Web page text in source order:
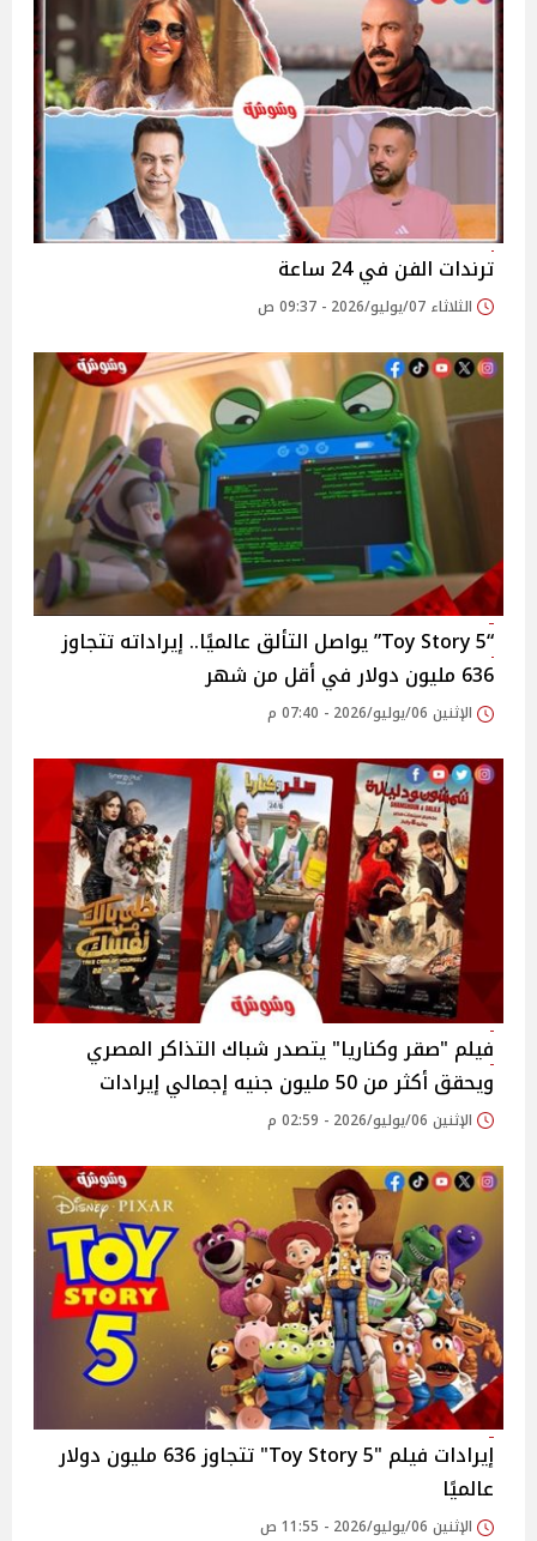
ترندات الفن في 24 ساعة
الثلاثاء 07/يوليو/2026 - 09:37 ص
“Toy Story 5” يواصل التألق عالميًا.. إيراداته تتجاوز
636 مليون دولار في أقل من شهر
الإثنين 06/يوليو/2026 - 07:40 م
فيلم "صقر وكناريا" يتصدر شباك التذاكر المصري
ويحقق أكثر من 50 مليون جنيه إجمالي إيرادات
الإثنين 06/يوليو/2026 - 02:59 م
إيرادات فيلم "Toy Story 5" تتجاوز 636 مليون دولار
عالميًا
الإثنين 06/يوليو/2026 - 11:55 ص